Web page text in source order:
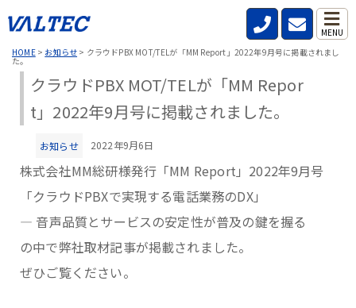
MENU
HOME> お知らせ > クラウドPBX MOT/TELが「MM Report」2022年9月号に掲載されまし
た。
クラウドPBX MOT/TELが「MM Repor
t」2022年9月号に掲載されました。
お知らせ 2022年9月6日
株式会社MM総研様発行「MM Report」2022年9月号
「クラウドPBXで実現する電話業務のDX」
― 音声品質とサービスの安定性が普及の鍵を握る
の中で弊社取材記事が掲載されました。
ぜひご覧ください。